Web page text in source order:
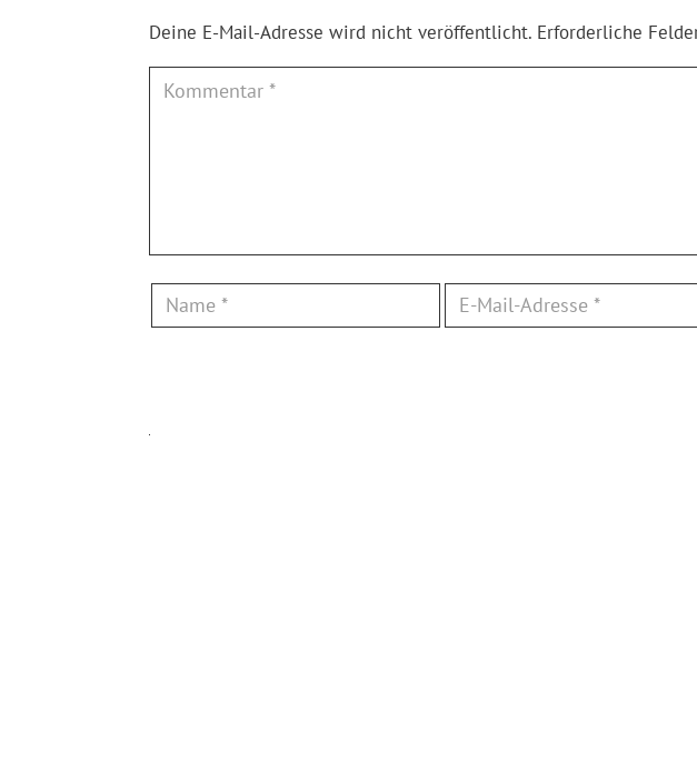
Deine E-Mail-Adresse wird nicht veröffentlicht. Erforderliche